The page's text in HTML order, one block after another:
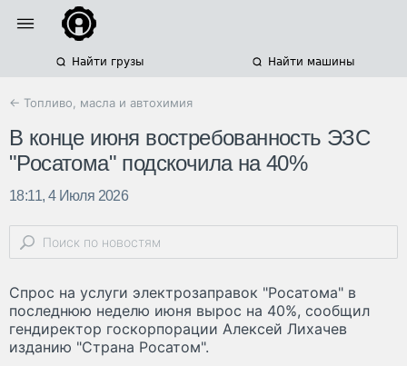
Найти грузы Найти машины
← Топливо, масла и автохимия
В конце июня востребованность ЭЗС
"Росатома" подскочила на 40%
18:11, 4 Июля 2026
Спрос на услуги электрозаправок "Росатома" в
последнюю неделю июня вырос на 40%, сообщил
гендиректор госкорпорации Алексей Лихачев
изданию "Страна Росатом".